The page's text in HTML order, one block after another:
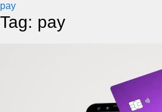
pay
Tag: pay